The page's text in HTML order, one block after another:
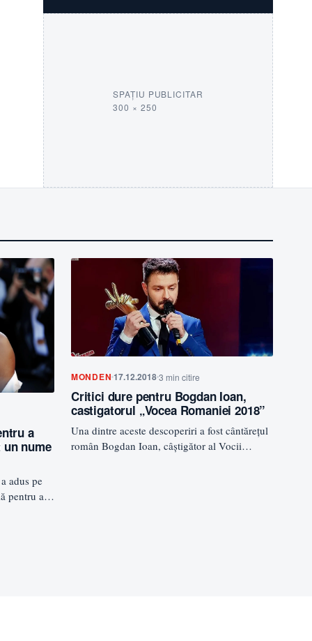
SPAȚIU PUBLICITAR
300 × 250
a
nume
adus pe
pentru a
MONDEN17.12.20183 min citire
Critici dure pentru Bogdan Ioan,
castigatorul „Vocea Romaniei 2018”
Una dintre aceste descoperiri a fost cântărețul
român Bogdan Ioan, câștigător al Vocii